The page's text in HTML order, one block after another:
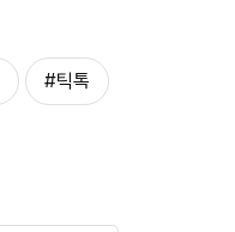
#틱톡